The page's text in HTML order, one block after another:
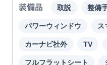
装備品 取説 整備
パワーウィンドウ ス
カーナビ社外 TV
フルフラットシート